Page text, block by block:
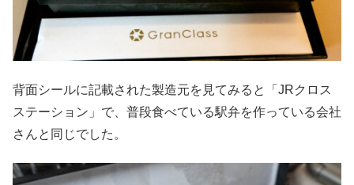
背面シールに記載された製造元を見てみると「JRクロス
ステーション」で、普段食べている駅弁を作っている会社
さんと同じでした。